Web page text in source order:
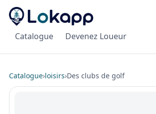
Catalogue Devenez Loueur
Catalogue›loisirs›Des clubs de golf